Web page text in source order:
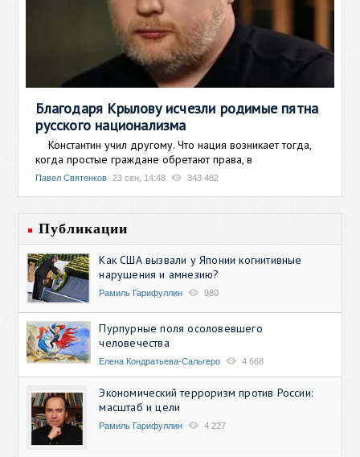
Благодаря Крылову исчезли родимые пятна
русского национализма
Константин учил другому. Что нация возникает тогда,
когда простые граждане обретают права, в
Павел Святенков 23 сен, 14:48 343 482
Публикации
Как США вызвали у Японии когнитивные
нарушения и амнезию?
Рамиль Гарифуллин 980
Пурпурные поля осоловевшего
человечества
Елена Кондратьева-Сальгеро 4 668
Экономический терроризм против России:
масштаб и цели
Рамиль Гарифуллин 4 227